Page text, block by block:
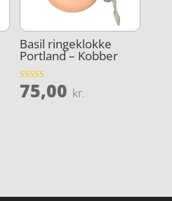
Basil ringeklokke
Portland – Kobber
Vurderet
4.2
75,00 kr.